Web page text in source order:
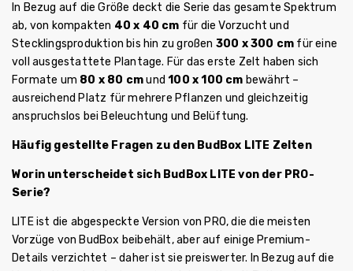
In Bezug auf die Größe deckt die Serie das gesamte Spektrum
ab, von kompakten 40 x 40 cm für die Vorzucht und
Stecklingsproduktion bis hin zu großen 300 x 300 cm für eine
voll ausgestattete Plantage. Für das erste Zelt haben sich
Formate um 80 x 80 cmund100 x 100 cm bewährt –
ausreichend Platz für mehrere Pflanzen und gleichzeitig
anspruchslos bei Beleuchtung und Belüftung.
Häufig gestellte Fragen zu den BudBox LITE Zelten
Worin unterscheidet sich BudBox LITE von der PRO-
Serie?
LITE ist die abgespeckte Version von PRO, die die meisten
Vorzüge von BudBox beibehält, aber auf einige Premium-
Details verzichtet – daher ist sie preiswerter. In Bezug auf die